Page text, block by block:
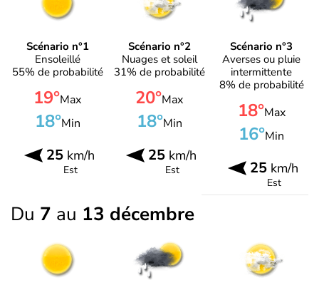
Scénario n°1
Ensoleillé
55% de probabilité
19°Max
18°Min
25km/h
Est
Scénario n°2
Nuages et soleil
31% de probabilité
20°Max
18°Min
25km/h
Est
Scénario n°3
Averses ou pluie
intermittente
8% de probabilité
18°Max
16°Min
25 km/h
Est
Du 7 au 13 décembre